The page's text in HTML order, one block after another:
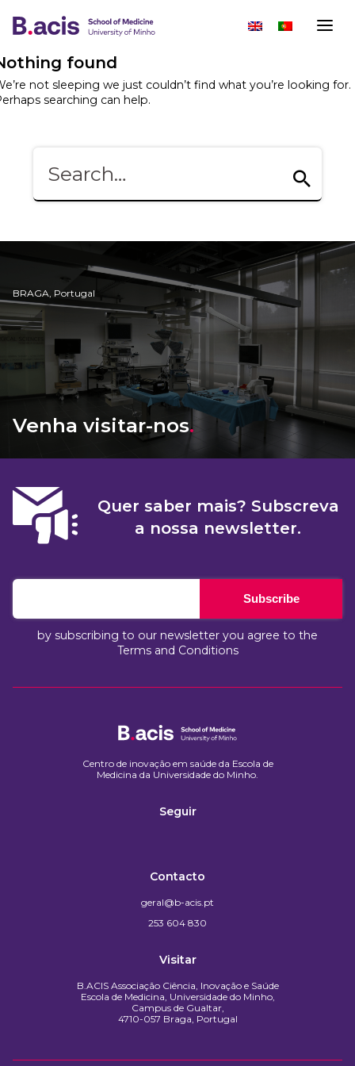
found
not sleeping we just couldn’t find what you’re looking for.
searching can help.
BRAGA, Portugal
Venha visitar-nos.
Quer saber mais? Subscreva
a nossa newsletter.
Subscribe
by subscribing to our newsletter you agree to the
Terms and Conditions
Centro de inovação em saúde da Escola de
Medicina da Universidade do Minho.​
Seguir
Contacto
geral@b-acis.pt
253 604 830
Visitar
B.ACIS Associação Ciência, Inovação e Saúde
Escola de Medicina, Universidade do Minho,
Campus de Gualtar,
4710-057 Braga, Portugal